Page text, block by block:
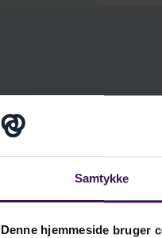
Samtykke
Denne hjemmeside bruger